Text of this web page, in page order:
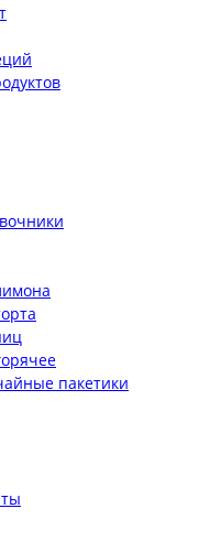
пакетики